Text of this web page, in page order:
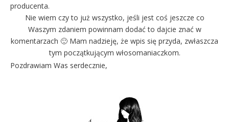
producenta.
Nie wiem czy to już wszystko, jeśli jest coś jeszcze co
Waszym zdaniem powinnam dodać to dajcie znać w
komentarzach 🙂 Mam nadzieję, że wpis się przyda, zwłaszcza
tym początkującym włosomaniaczkom.
Pozdrawiam Was serdecznie,